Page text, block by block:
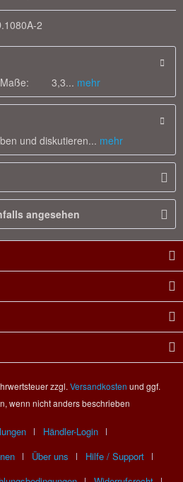
2
Maße: 3,3... mehr
und diskutieren... mehr
angesehen
zzgl. Versandkosten und ggf.
wenn nicht anders beschrieben
Händler-Login
Über uns
Hilfe / Support